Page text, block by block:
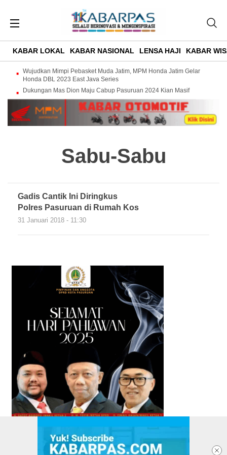
KABAR LOKAL KABAR NASIONAL LENSA HAJI KABAR
Wujudkan Mimpi Pebasket Muda Jatim, MPM Honda Jatim Gelar
Honda DBL 2023 East Java Series
Dukungan Mas Dion Maju Cabup Pasuruan 2024 Kian Masif
Sabu-Sabu
Gadis Cantik Ini Diringkus
Polres Pasuruan di Rumah Kos
31 Januari 2018 - 11:30